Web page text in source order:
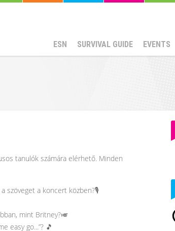
ESN SURVIVAL GUIDE EVENTS
tanulók számára elérhető. Minden
szöveget a koncert közben?🎙
mint Britney?🎺
easy go...”? 🎵